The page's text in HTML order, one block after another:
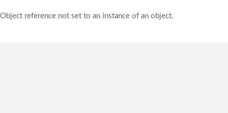
Object reference not set to an instance of an object.